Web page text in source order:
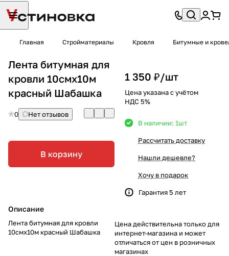
Главная Стройматериалы Кровля Битумные и
Лента битумная для
кровли 10смх10м
красный Шабашка
0 Нет отзывов
В корзину
Описание
Лента битумная для кровли
10смх10м красный Шабашка
1 350 ₽/шт
Цена указана с учётом
НДС 5%
В наличии: 1шт
Рассчитать доставку
Нашли дешевле?
Хочу в подарок
Гарантия 5 лет
Цена действительна только для
интернет-магазина и может
отличаться от цен в розничных
магазинах